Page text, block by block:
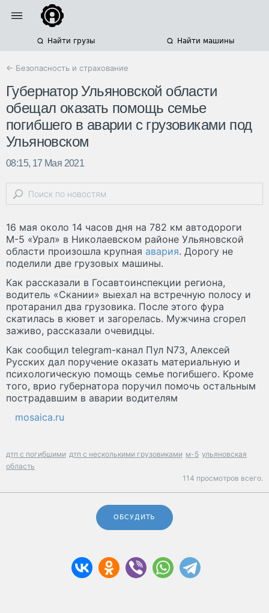
Найти грузы Найти машины
← Безопасность и страхование
Губернатор Ульяновской области
обещал оказать помощь семье
погибшего в аварии с грузовиками под
Ульяновском
08:15, 17 Мая 2021
16 мая около 14 часов дня на 782 км автодороги
М-5 «Урал» в Николаевском районе Ульяновской
области произошла крупная авария. Дорогу не
поделили две грузовых машины.
Как рассказали в Госавтоинспекции региона,
водитель «Скании» выехал на встречную полосу и
протаранил два грузовика. После этого фура
скатилась в кювет и загорелась. Мужчина сгорел
заживо, рассказали очевидцы.
Как сообщил telegram-канал Пул N73, Алексей
Русских дал поручение оказать материальную и
психологическую помощь семье погибшего. Кроме
того, врио губернатора поручил помочь остальным
пострадавшим в аварии водителям
mosaica.ru
дтп с погибшими дтп с несколькими грузовиками м-5 ульяновская
область
114 просмотров всего.
ОБСУДИТЬ